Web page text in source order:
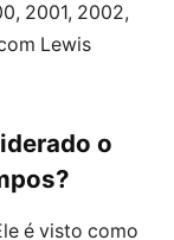
2001, 2002,
Lewis
o
é visto como